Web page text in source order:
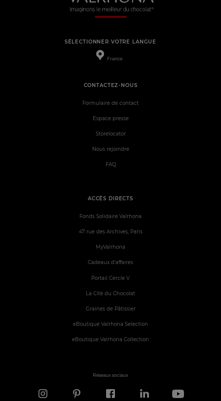
SÉLECTIONNER VOTRE LANGUE
France
ACCÈS DIRECTS
Fonds Solidaire Valrhona
47 rue des Archives, Paris
MyValrhona
Cadeaux d'affaires
Portail Cercle V
La Cité du Chocolat
Graines de Pâtissier
eBoutique Valrhona Selection
eBoutique Valrhona Collection
CONTACTEZ-NOUS
Formulaire de contact
Espace presse
Storelocator
Nous rejoindre
FAQ
Réseaux sociaux